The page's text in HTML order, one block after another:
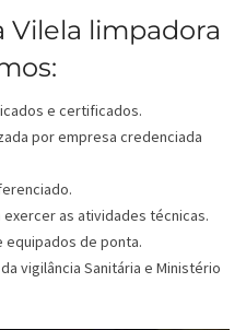
Vilela limpadora
e certificados.
por empresa credenciada
as atividades técnicas.
equipados de ponta.
vigilância Sanitária e Ministério